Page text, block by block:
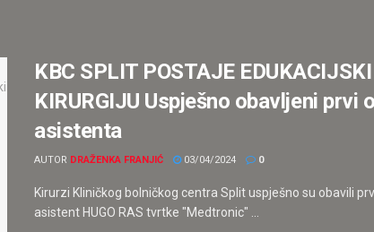
KBC SPLIT POSTAJE
KIRURGIJU Uspješno obavljeni
asistenta
AUTOR DRAŽENKA FRANJIĆ 03/04/2024 0
Kirurzi Kliničkog bolničkog centra Split uspješno su obavili
asistent HUGO RAS tvrtke "Medtronic" ...